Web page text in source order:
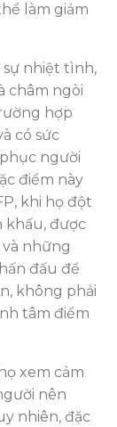
làm giảm
sự nhiệt tình,
châm ngòi
hợp
có sức
người
điểm này
khi họ đột
khấu, được
những
đấu để
không phải
tâm điểm
xem cảm
nên
nhiên, đặc